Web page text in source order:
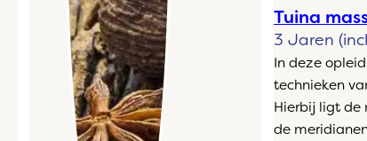
Tuina
3 Jaren
In deze
technieken
Hierbij ligt de
de